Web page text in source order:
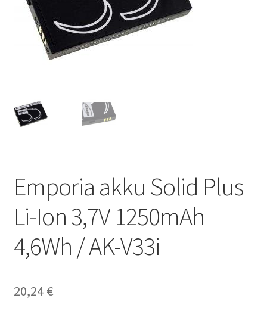
Emporia akku Solid Plus
Li-Ion 3,7V 1250mAh
4,6Wh / AK-V33i
20,24 €